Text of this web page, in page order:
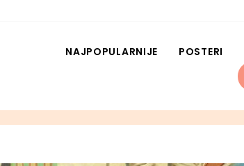
NAJPOPULARNIJE POSTERI